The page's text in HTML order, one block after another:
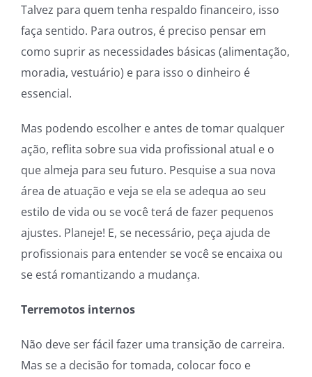
Talvez para quem tenha respaldo financeiro, isso
faça sentido. Para outros, é preciso pensar em
como suprir as necessidades básicas (alimentação,
moradia, vestuário) e para isso o dinheiro é
essencial.
Mas podendo escolher e antes de tomar qualquer
ação, reflita sobre sua vida profissional atual e o
que almeja para seu futuro. Pesquise a sua nova
área de atuação e veja se ela se adequa ao seu
estilo de vida ou se você terá de fazer pequenos
ajustes. Planeje! E, se necessário, peça ajuda de
profissionais para entender se você se encaixa ou
se está romantizando a mudança.
Terremotos internos
Não deve ser fácil fazer uma transição de carreira.
Mas se a decisão for tomada, colocar foco e